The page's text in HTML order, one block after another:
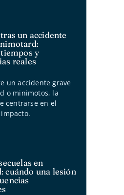
un accidente
y
reales
un accidente grave
o minimotos, la
centrarse en el
en
cuándo una lesión